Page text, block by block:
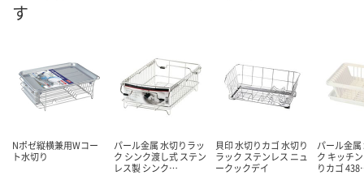
す
Nポゼ縦横兼用Wコー
ト水切り
パール金属 水切りラッ
ク シンク渡し式 ステン
レス製 シンク…
貝印 水切りカゴ 水切り
ラック ステンレス ニュ
ークックデイ
パール金
ク キッチ
りカゴ